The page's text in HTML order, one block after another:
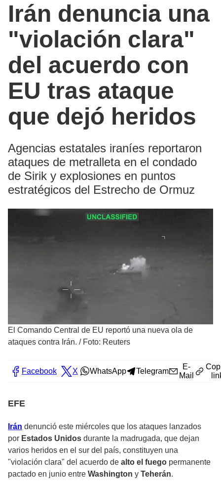
Irán denuncia una
"violación clara"
del acuerdo con
EU tras ataque
que dejó heridos
Agencias estatales iraníes reportaron
ataques de metralleta en el condado
de Sirik y explosiones en puntos
estratégicos del Estrecho de Ormuz
El Comando Central de EU reportó una nueva ola de
ataques contra Irán. / Foto: Reuters
Facebook X WhatsApp Telegram
E-
Mail
EFE
Irán denunció este miércoles que los ataques lanzados
por Estados Unidos durante la madrugada, que dejan
varios heridos en el sur del país, constituyen una
"violación clara" del acuerdo de alto el fuego permanente
pactado en junio entre Washington y Teherán.